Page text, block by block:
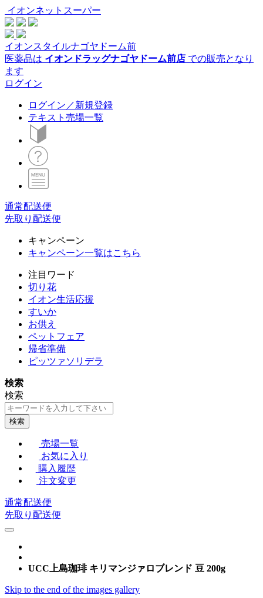
イオンネットスーパー
イオンスタイルナゴヤドーム前
医薬品は イオンドラッグナゴヤドーム前店 での販売となり
ます
ログイン
ログイン／新規登録
テキスト売場一覧
通常配送便
先取り配送便
キャンペーン
キャンペーン一覧はこちら
注目ワード
切り花
イオン生活応援
すいか
お供え
ペットフェア
帰省準備
ピッツァソリデラ
検索
検索
検索
売場一覧
お気に入り
購入履歴
注文変更
通常配送便
先取り配送便
UCC上島珈琲 キリマンジァロブレンド 豆 200g
Skip to the end of the images gallery